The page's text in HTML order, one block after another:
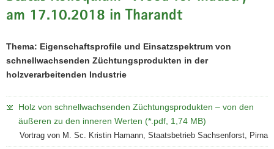
am 17.10.2018 in Tharandt
Thema: Eigenschaftsprofile und Einsatzspektrum von
schnellwachsenden Züchtungsprodukten in der
holzverarbeitenden Industrie
Holz von schnellwachsenden Züchtungsprodukten – von den
äußeren zu den inneren Werten (*.pdf, 1,74 MB)
Vortrag von M. Sc. Kristin Hamann, Staatsbetrieb Sachsenforst, Pirna